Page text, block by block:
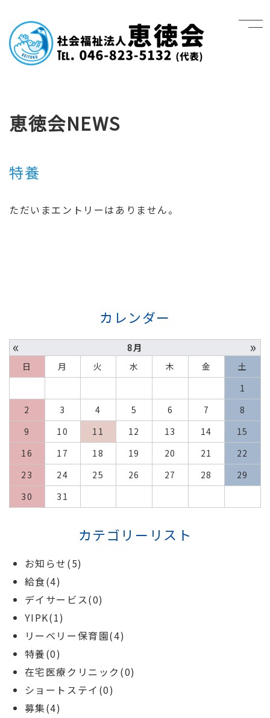
恵徳会NEWS
特養
ただいまエントリーはありません。
カレンダー
«
8月 »
日 月 火 水 木 金
土
1
2
3 4 5 6 7
8
9
10 11 12 13 14
15
16
17 18 19 20 21
22
23
24 25 26 27 28
29
30
31
カテゴリーリスト
お知らせ(5)
給食(4)
デイサービス(0)
YIPK(1)
リーベリー保育園(4)
特養(0)
在宅医療クリニック(0)
ショートステイ(0)
募集(4)